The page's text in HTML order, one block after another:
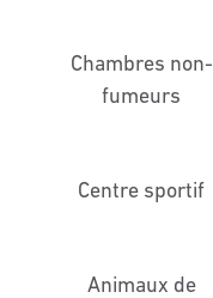
Chambres non-
fumeurs
Centre sportif
Animaux de